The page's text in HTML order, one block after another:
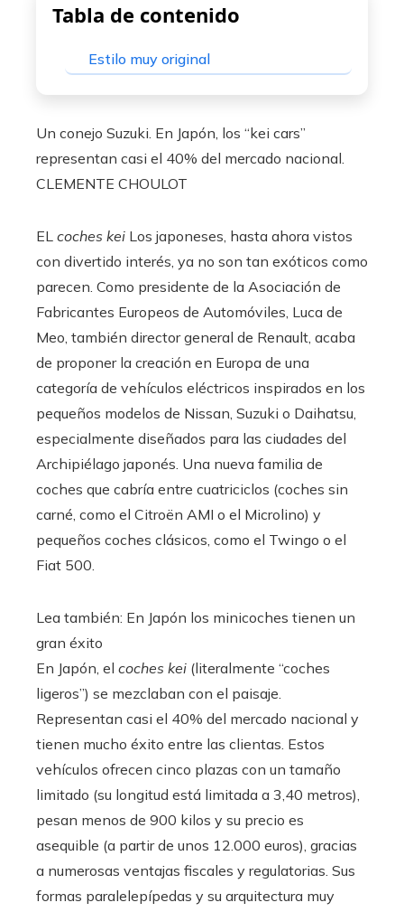
Tabla de contenido
Estilo muy original
Un conejo Suzuki. En Japón, los “kei cars”
representan casi el 40% del mercado nacional.
CLEMENTE CHOULOT
EL coches kei Los japoneses, hasta ahora vistos
con divertido interés, ya no son tan exóticos como
parecen. Como presidente de la Asociación de
Fabricantes Europeos de Automóviles, Luca de
Meo, también director general de Renault, acaba
de proponer la creación en Europa de una
categoría de vehículos eléctricos inspirados en los
pequeños modelos de Nissan, Suzuki o Daihatsu,
especialmente diseñados para las ciudades del
Archipiélago japonés. Una nueva familia de
coches que cabría entre cuatriciclos (coches sin
carné, como el Citroën AMI o el Microlino) y
pequeños coches clásicos, como el Twingo o el
Fiat 500.
Lea también: En Japón los minicoches tienen un
gran éxito
En Japón, el coches kei (literalmente “coches
ligeros”) se mezclaban con el paisaje.
Representan casi el 40% del mercado nacional y
tienen mucho éxito entre las clientas. Estos
vehículos ofrecen cinco plazas con un tamaño
limitado (su longitud está limitada a 3,40 metros),
pesan menos de 900 kilos y su precio es
asequible (a partir de unos 12.000 euros), gracias
a numerosas ventajas fiscales y regulatorias. Sus
formas paralelepípedas y su arquitectura muy